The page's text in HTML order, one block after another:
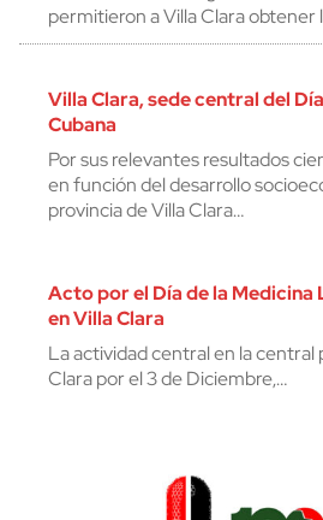
permitieron a Villa Clara obtener
Villa Clara, sede central del
Cubana
Por sus relevantes resultados
en función del desarrollo
provincia de Villa Clara…
Acto por el Día de la
en Villa Clara
La actividad central en la central
Clara por el 3 de Diciembre,…